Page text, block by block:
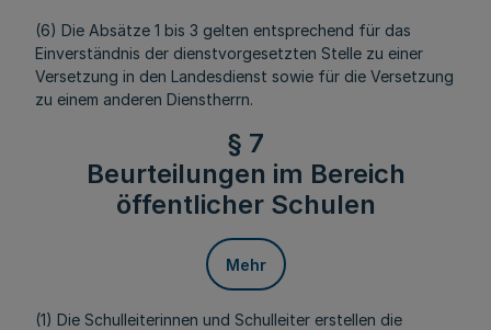
(6) Die Absätze 1 bis 3 gelten entsprechend für das
Einverständnis der dienstvorgesetzten Stelle zu einer
Versetzung in den Landesdienst sowie für die Versetzung
zu einem anderen Dienstherrn.
§ 7
Beurteilungen im Bereich
öffentlicher Schulen
Mehr
(1) Die Schulleiterinnen und Schulleiter erstellen die